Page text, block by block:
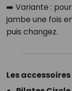
➡️ Variante :
jambe une fois
puis changez.
Les